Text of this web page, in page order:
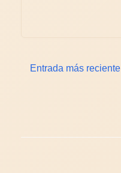
Entrada más reciente